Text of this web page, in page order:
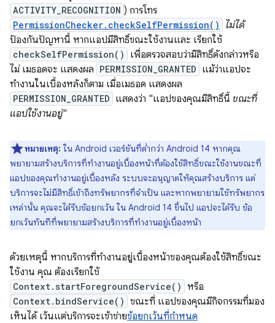
ACTIVITY_RECOGNITION ) การโทร
PermissionChecker.checkSelfPermission()
ไม่ได้
ป้องกันปัญหานี้ หากแอปมีสิทธิ์ขณะใช้งานและ เรียกใช้
checkSelfPermission()
เพื่อตรวจสอบว่ามีสิทธิ์ดังกล่าวหรือ
ไม่ เมธอดจะ แสดงผล PERMISSION_GRANTED แม้ว่าแอปจะ
ทำงานในเบื้องหลังก็ตาม เมื่อเมธอด แสดงผล
PERMISSION_GRANTED แสดงว่า "แอปของคุณมีสิทธิ์นี้ ขณะที่
แอปใช้งานอยู่"
หมายเหตุ: ใน Android เวอร์ชันที่ต่ำกว่า Android 14 หากคุณ
พยายามสร้างบริการที่ทำงานอยู่เบื้องหน้าที่ต้องใช้สิทธิ์ขณะใช้งานขณะที่
แอปของคุณทำงานอยู่เบื้องหลัง ระบบจะอนุญาตให้คุณสร้างบริการ แต่
บริการจะไม่มีสิทธิ์เข้าถึงทรัพยากรที่จำเป็น และหากพยายามใช้ทรัพยากร
เหล่านั้น คุณจะได้รับข้อยกเว้น ใน Android 14 ขึ้นไป แอปจะได้รับ ข้อ
ยกเว้นทันทีที่พยายามสร้างบริการที่ทำงานอยู่เบื้องหน้า
ด้วยเหตุนี้ หากบริการที่ทำงานอยู่เบื้องหน้าของคุณต้องใช้สิทธิ์ขณะ
ใช้งาน คุณ ต้องเรียกใช้
Context.startForegroundService() หรือ
Context.bindService() ขณะที่ แอปของคุณมีกิจกรรมที่มอง
เห็นได้ เว้นแต่บริการจะเข้าข่ายข้อยกเว้นที่กำหนด